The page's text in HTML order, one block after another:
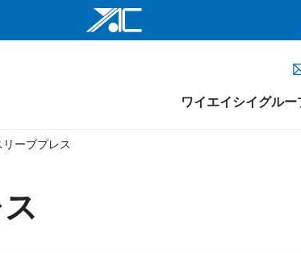
リーブプレス
ワイエイシイ
ワイエイシイグルー
フォーム仕上げ機